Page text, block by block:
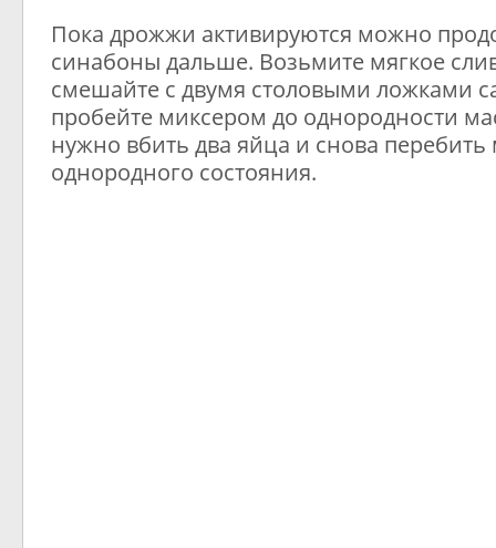
Пока дрожжи активируются можно
синабоны дальше. Возьмите мягкое
смешайте с двумя столовыми ложками
пробейте миксером до однородности
нужно вбить два яйца и снова перебить
однородного состояния.